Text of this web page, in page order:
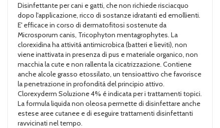
Disinfettante per cani e gatti, che non richiede risciacquo
dopo l'applicazione, ricco di sostanze idratanti ed emollienti.
E' efficace in corso di dermatofitosi sostenute da
Microsporum canis, Tricophyton mentagrophytes. La
clorexidina ha attivitá antimicrobica (batteri e lieviti), non
viene inattivata in presenza di pus e materiale organico, non
macchia la cute e non rallenta la cicatrizzazione. Contiene
anche alcole grasso etossilato, un tensioattivo che favorisce
la penetrazione in profonditá del principio attivo.
Clorexyderm Soluzione 4% é indicata per i trattamenti topici.
La formula liquida non oleosa permette di disinfettare anche
estese aree cutanee e di eseguire trattamenti disinfettanti
ravvicinati nel tempo.